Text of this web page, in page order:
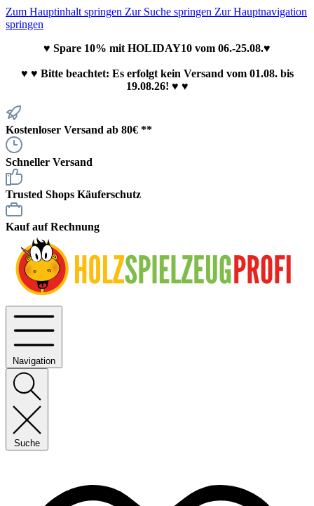
Zum Hauptinhalt springen Zur Suche springen Zur Hauptnavigation
springen
♥ Spare 10% mit HOLIDAY10 vom 06.-25.08.♥
♥ ♥ Bitte beachtet: Es erfolgt kein Versand vom 01.08. bis
19.08.26! ♥ ♥
Kostenloser Versand ab 80€ **
Schneller Versand
Trusted Shops Käuferschutz
Kauf auf Rechnung
Navigation
Suche